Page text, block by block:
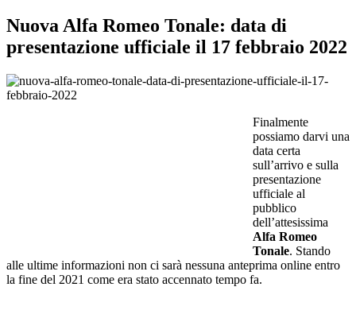
Nuova Alfa Romeo Tonale: data di
presentazione ufficiale il 17 febbraio 2022
Finalmente
possiamo darvi una
data certa
sull’arrivo e sulla
presentazione
ufficiale al
pubblico
dell’attesissima
Alfa Romeo
Tonale. Stando
alle ultime informazioni non ci sarà nessuna anteprima online entro
la fine del 2021 come era stato accennato tempo fa.